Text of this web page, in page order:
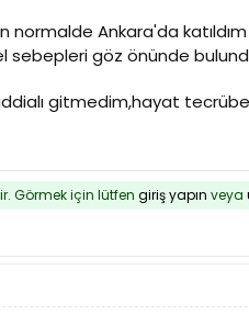
normalde Ankara'da
göz önünde
gitmedim,hayat
Görmek için lütfen giriş yapın veya